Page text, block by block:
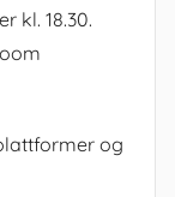
kl. 18.30.
og